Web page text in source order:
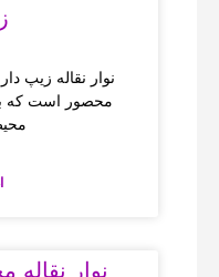
نوار نقاله زیپ
محصور است که
نوار